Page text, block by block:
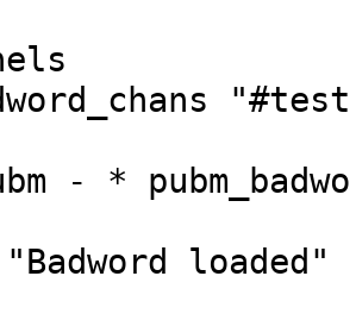
- *
loaded"